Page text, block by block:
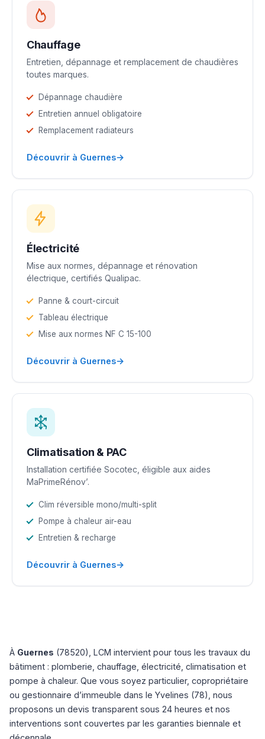
Chauffage
Entretien, dépannage et remplacement de chaudières
toutes marques.
Dépannage chaudière
Entretien annuel obligatoire
Remplacement radiateurs
Découvrir à Guernes→
Électricité
Mise aux normes, dépannage et rénovation
électrique, certifiés Qualipac.
Panne & court-circuit
Tableau électrique
Mise aux normes NF C 15-100
Découvrir à Guernes→
Climatisation & PAC
Installation certifiée Socotec, éligible aux aides
MaPrimeRénov’.
Clim réversible mono/multi-split
Pompe à chaleur air-eau
Entretien & recharge
Découvrir à Guernes→
À Guernes (78520), LCM intervient pour tous les travaux du
bâtiment : plomberie, chauffage, électricité, climatisation et
pompe à chaleur. Que vous soyez particulier, copropriétaire
ou gestionnaire d’immeuble dans le Yvelines (78), nous
proposons un devis transparent sous 24 heures et nos
interventions sont couvertes par les garanties biennale et